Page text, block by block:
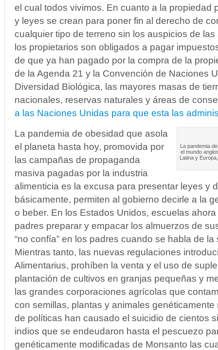
el cual todos vivimos. En cuanto a la propiedad
y leyes se crean para poner fin al derecho de
cualquier tipo de terreno sin los auspicios de
los propietarios son obligados a pagar
de que ya han pagado por la compra de la
de la Agenda 21 y la Convención de Naciones
Diversidad Biológica, las mayores masas de
nacionales, reservas naturales y áreas de
a las Naciones Unidas para que esta las
La pandemia
el mundo
Latina y
La pandemia de obesidad que asola
el planeta hasta hoy, promovida por
las campañas de propaganda
masiva pagadas por la industria
alimenticia es la excusa para presentar leyes y
básicamente, permiten al gobierno decirle a la
o beber. En los Estados Unidos, escuelas
padres preparar y empacar los almuerzos de
“no confía” en los padres cuando se habla de
Mientras tanto, las nuevas regulaciones
Alimentarius, prohíben la venta y el uso de
plantación de cultivos en granjas pequeñas y
las grandes corporaciones agrícolas que
con semillas, plantas y animales
de políticas han causado el suicidio de cientos
indios que se endeudaron hasta el pescuezo
genéticamente modificadas de Monsanto las